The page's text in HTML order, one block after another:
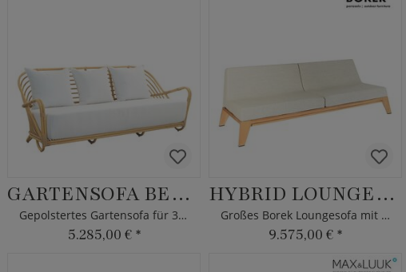
GARTENSOFA BERIT
Gepolstertes Gartensofa für 3 Personen
5.285,00 € *
HYBRID LOUNGESOFA
Großes Borek Loungesofa mit Kissen
9.575,00 € *